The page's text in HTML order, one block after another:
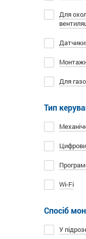
Для
Для
Тип
Wi-Fi
Спосіб
У